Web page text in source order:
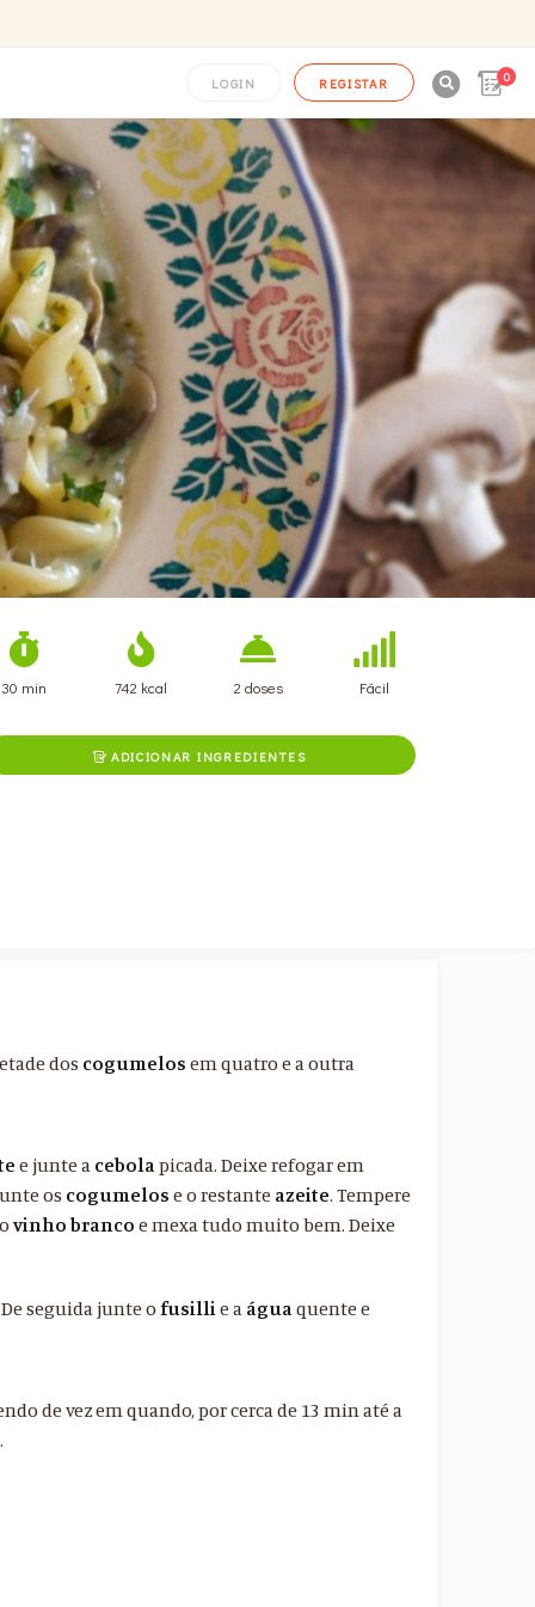
LOGIN REGISTAR 0
30 min 742 kcal 2 doses Fácil
 ADICIONAR INGREDIENTES
dos cogumelos em quatro e a outra
e junte a cebola picada. Deixe refogar em
os cogumelos e o restante azeite. Tempere
vinho branco e mexa tudo muito bem. Deixe
seguida junte ofusilli e a água quente e
de vez em quando, por cerca de 13 min até a